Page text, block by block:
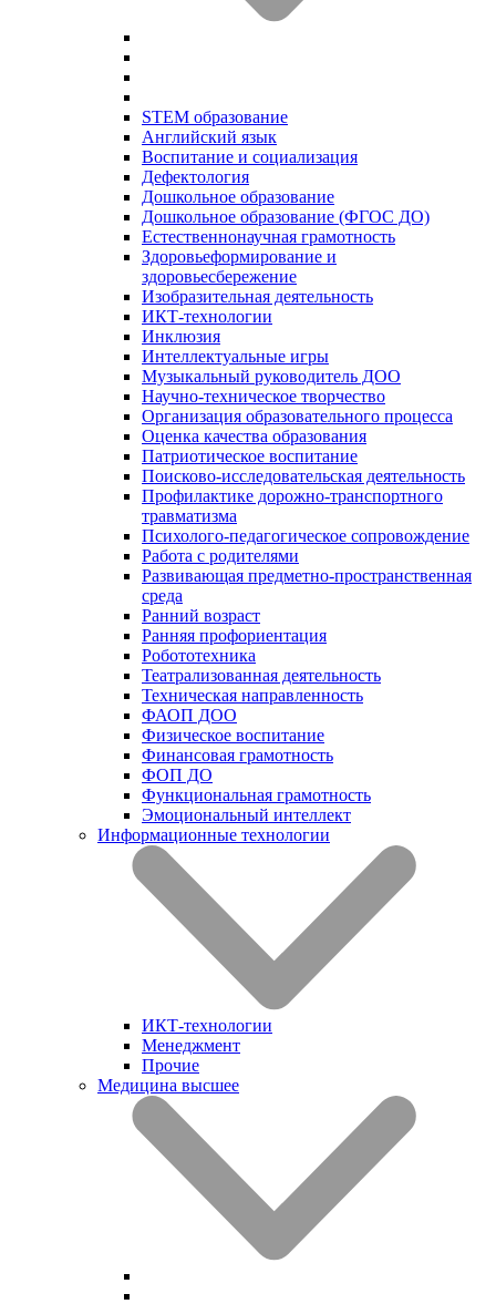
STEM образование
Английский язык
Воспитание и социализация
Дефектология
Дошкольное образование
Дошкольное образование (ФГОС ДО)
Естественнонаучная грамотность
Здоровьеформирование и
здоровьесбережение
Изобразительная деятельность
ИКТ-технологии
Инклюзия
Интеллектуальные игры
Музыкальный руководитель ДОО
Научно-техническое творчество
Организация образовательного процесса
Оценка качества образования
Патриотическое воспитание
Поисково-исследовательская деятельность
Профилактике дорожно-транспортного
травматизма
Психолого-педагогическое сопровождение
Работа с родителями
Развивающая предметно-пространственная
среда
Ранний возраст
Ранняя профориентация
Робототехника
Театрализованная деятельность
Техническая направленность
ФАОП ДОО
Физическое воспитание
Финансовая грамотность
ФОП ДО
Функциональная грамотность
Эмоциональный интеллект
Информационные технологии
ИКТ-технологии
Менеджмент
Прочие
Медицина высшее